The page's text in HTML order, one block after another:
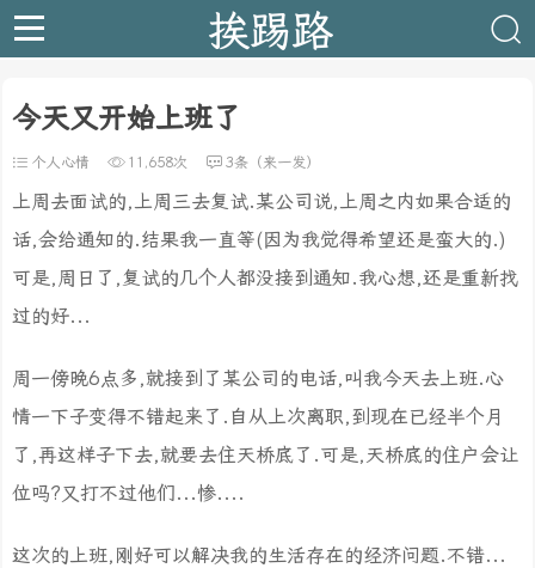
挨踢路
今天又开始上班了
个人心情 11,658次 3条（来一发）
上周去面试的,上周三去复试.某公司说,上周之内如果合适的
话,会给通知的.结果我一直等(因为我觉得希望还是蛮大的.)
可是,周日了,复试的几个人都没接到通知.我心想,还是重新找
过的好...
周一傍晚6点多,就接到了某公司的电话,叫我今天去上班.心
情一下子变得不错起来了.自从上次离职,到现在已经半个月
了,再这样子下去,就要去住天桥底了.可是,天桥底的住户会让
位吗?又打不过他们...惨....
这次的上班,刚好可以解决我的生活存在的经济问题.不错...